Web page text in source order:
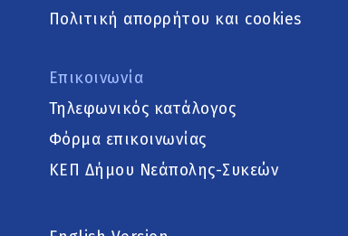
Πολιτική απορρήτου και cookies
Επικοινωνία
Τηλεφωνικός κατάλογος
Φόρμα επικοινωνίας
ΚΕΠ Δήμου Νεάπολης-Συκεών